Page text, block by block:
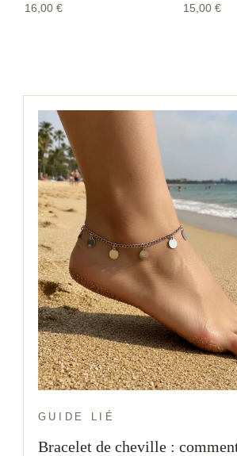
bracelet chaîne de chevilleConception
Fabriqué en
acier inoxydable de
bracelet de cheville en perles et
seulement une esthétique raffinée,
une durabilité exceptionnelle. Sa
garantit que vous pourrez le porter en
peu importe les aventures que vous
maillons délicatement travaillés de la
16,00 € 15,00 €
GUIDE LIÉ
Bracelet de cheville :